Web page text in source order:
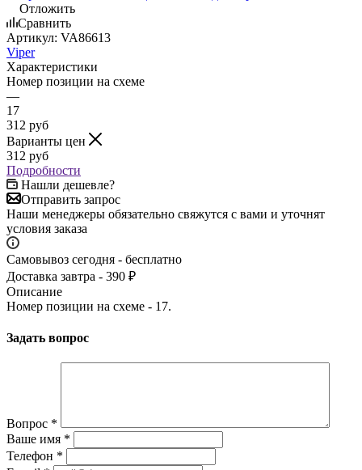
Отложить
Сравнить
Артикул: VA86613
Viper
Характеристики
Номер позиции на схеме
—
17
312 руб
Варианты цен
312 руб
Подробности
Нашли дешевле?
Отправить запрос
Наши менеджеры обязательно свяжутся с вами и уточнят
условия заказа
Самовывоз сегодня - бесплатно
Доставка завтра - 390 ₽
Описание
Номер позиции на схеме - 17.
Задать вопрос
Вопрос *
Ваше имя *
Телефон *